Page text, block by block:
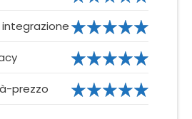
prezzo